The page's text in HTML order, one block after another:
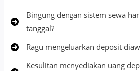
Bingung dengan sistem sewa
tanggal?
Ragu mengeluarkan deposit
Kesulitan menyediakan uang